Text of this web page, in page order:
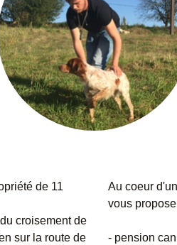
NOS DRESSAGES
de 11
croisement de
sur la route de
Au coeur
vous
- pension